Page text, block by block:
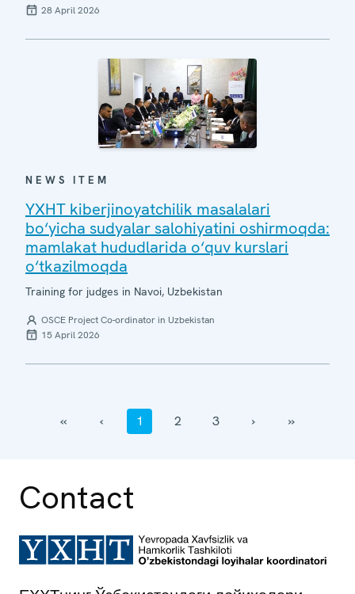
28 April 2026
NEWS ITEM
YXHT kiberjinoyatchilik masalalari
bo‘yicha sudyalar salohiyatini oshirmoqda:
mamlakat hududlarida o‘quv kurslari
o‘tkazilmoqda
Training for judges in Navoi, Uzbekistan
OSCE Project Co-ordinator in Uzbekistan
15 April 2026
‹‹ ‹ 1 2 3 › ››
Contact